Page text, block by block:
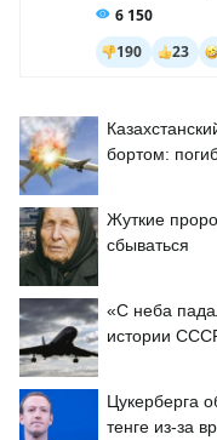
бортом:
Жуткие
сбываться
«С неба
истории
Цукерберга
тенге из-за